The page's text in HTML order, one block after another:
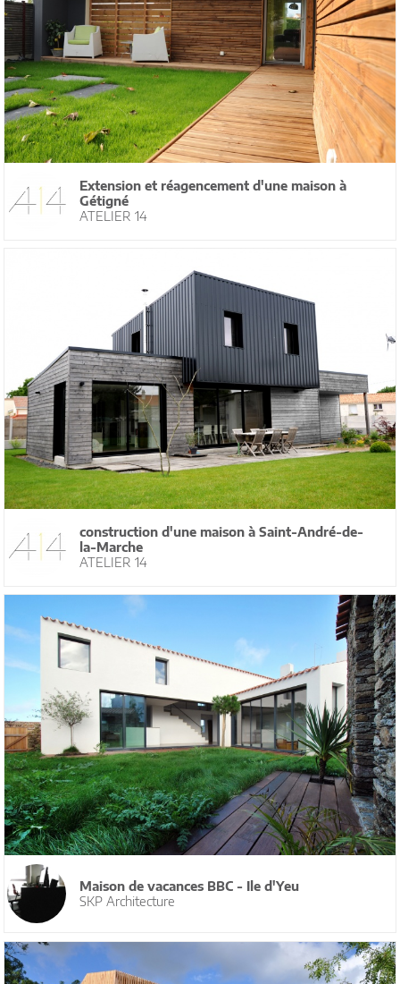
Extension et réagencement d'une maison à
Gétigné
ATELIER 14
construction d'une maison à Saint-André-de-
la-Marche
ATELIER 14
Maison de vacances BBC - Ile d'Yeu
SKP Architecture